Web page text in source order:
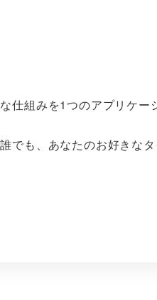
仕組みを1つのアプリケー
でも、あなたのお好きな